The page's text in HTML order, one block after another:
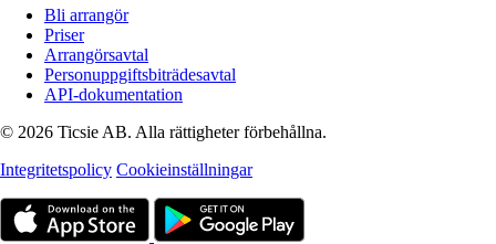
Bli arrangör
Priser
Arrangörsavtal
Personuppgiftsbiträdesavtal
API-dokumentation
© 2026 Ticsie AB. Alla rättigheter förbehållna.
Integritetspolicy Cookieinställningar